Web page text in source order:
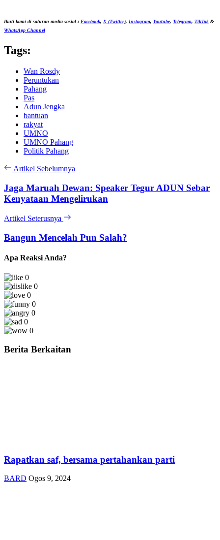
Ikuti kami di saluran media sosial : Facebook, X (Twitter), Instagram, Youtube, Telegram, TikTok &
WhatsApp Channel
Tags:
Wan Rosdy
Peruntukan
Pahang
Pas
Adun Jengka
bantuan
rakyat
UMNO
UMNO Pahang
Politik Pahang
Artikel Sebelumnya
Jaga Maruah Dewan: Speaker Tegur ADUN Sebar
Kenyataan Mengelirukan
Artikel Seterusnya
Bangun Mencelah Pun Salah?
Apa Reaksi Anda?
0
0
0
0
0
0
0
Berita Berkaitan
Rapatkan saf, bersama pertahankan parti
BARD Ogos 9, 2024